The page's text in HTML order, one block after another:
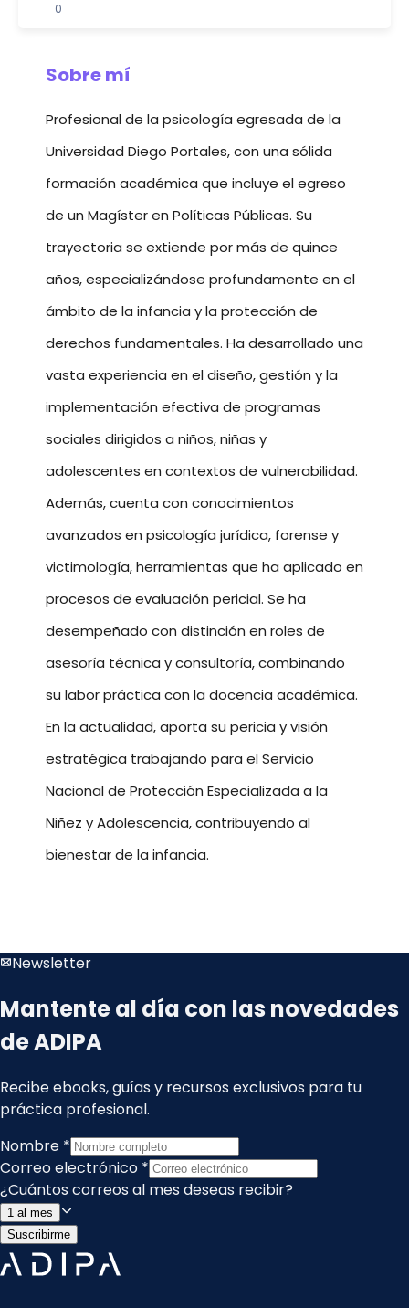
0
Sobre mí
Profesional de la psicología egresada de la
Universidad Diego Portales, con una sólida
formación académica que incluye el egreso
de un Magíster en Políticas Públicas. Su
trayectoria se extiende por más de quince
años, especializándose profundamente en el
ámbito de la infancia y la protección de
derechos fundamentales. Ha desarrollado una
vasta experiencia en el diseño, gestión y la
implementación efectiva de programas
sociales dirigidos a niños, niñas y
adolescentes en contextos de vulnerabilidad.
Además, cuenta con conocimientos
avanzados en psicología jurídica, forense y
victimología, herramientas que ha aplicado en
procesos de evaluación pericial. Se ha
desempeñado con distinción en roles de
asesoría técnica y consultoría, combinando
su labor práctica con la docencia académica.
En la actualidad, aporta su pericia y visión
estratégica trabajando para el Servicio
Nacional de Protección Especializada a la
Niñez y Adolescencia, contribuyendo al
bienestar de la infancia.